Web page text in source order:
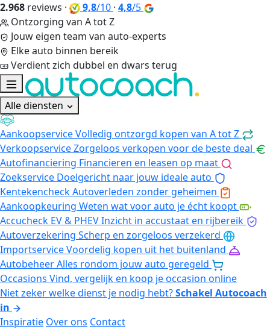
2.968 reviews · 9,8/10 · 4,8/5
Ontzorging van A tot Z
Jouw eigen team van auto-experts
Elke auto binnen bereik
Verdient zich dubbel en dwars terug
Alle diensten
AankoopserviceVolledig ontzorgd kopen van A tot Z
VerkoopserviceZorgeloos verkopen voor de beste deal
Autofinanciering Financieren en leasen op maat
Zoekservice Doelgericht naar jouw ideale auto
KentekencheckAutoverleden zonder geheimen
Aankoopkeuring Weten wat voor auto je écht koopt
Accucheck EV & PHEVInzicht in accustaat en rijbereik
Autoverzekering Scherp en zorgeloos verzekerd
ImportserviceVoordelig kopen uit het buitenland
AutobeheerAlles rondom jouw auto geregeld
Occasions Vind, vergelijk en koop je occasion online
Niet zeker welke dienst je nodig hebt?Schakel Autocoach
in
Inspiratie Over ons Contact